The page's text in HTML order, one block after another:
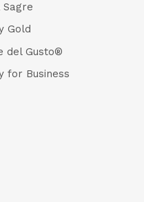
Sagre
Gold
del Gusto®
for Business